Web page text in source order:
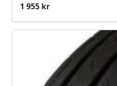
1 955 kr